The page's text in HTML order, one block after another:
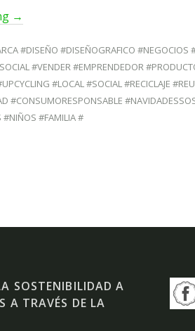
→
#DISEÑO #DISEÑOGRAFICO #NEGOCIOS
#VENDER #EMPRENDEDOR
#LOCAL #SOCIAL #RECICLAJE
#CONSUMORESPONSABLE
#NIÑOS #FAMILIA #
SOSTENIBILIDAD A
A TRAVÉS DE LA